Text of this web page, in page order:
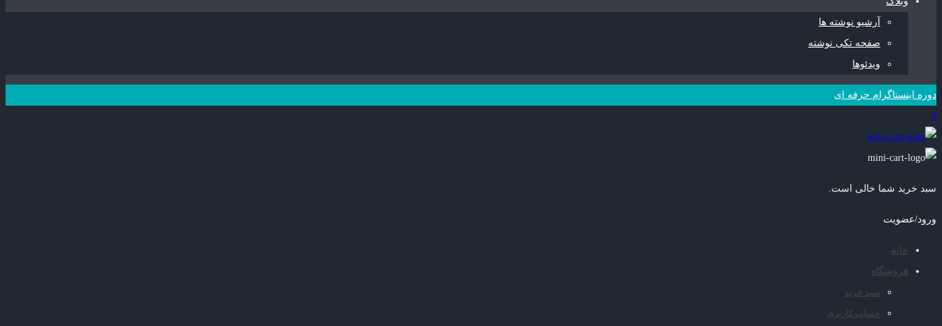
آرشیو نوشته ها
صفحه تکی نوشته
ویدئوها
دوره اینستاگرام حرفه ای
0
سبد خرید شما خالی است.
ورود/عضویت
خانه
فروشگاه
سبد خرید
حساب کاربری